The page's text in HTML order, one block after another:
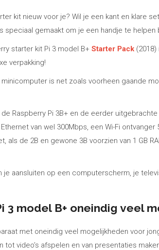
kit nieuw voor je? Wil je een kant en klare
speciaal gemaakt om je een handje te helpen
starter kit Pi 3 model B+ Starter Pack
verpakking!
is net zoals voorheen gaande
Raspberry Pi 3B+ en de eerder
van wel 300Mbps, een Wi-Fi ontvanger
als de 2B en gewone 3B voorzien van 1 GB
je aansluiten op een computerscherm, je
3 model B+ oneindig veel
met oneindig veel mogelijkheden voor
tot video’s afspelen en van presentaties